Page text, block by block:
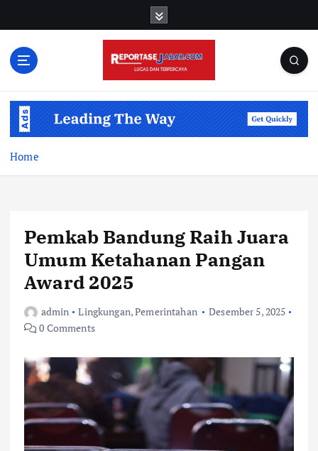
Home
Pemkab Bandung Raih Juara
Umum Ketahanan Pangan
Award 2025
admin Lingkungan,Pemerintahan
Desember 5, 2025
0 Comments